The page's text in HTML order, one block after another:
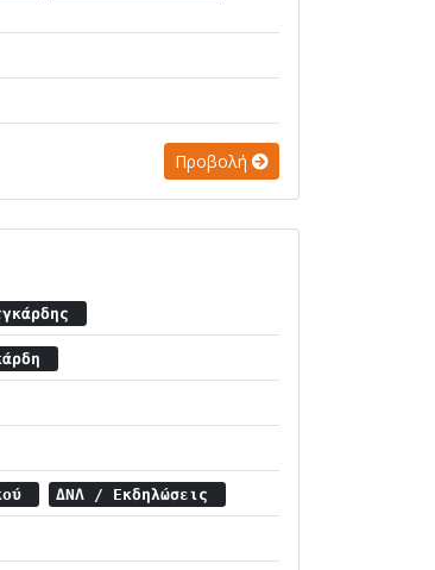
Προβολή
ΔΝΛ / Εκδηλώσεις